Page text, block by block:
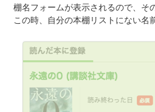
棚名フォームが表示されるので、そ
この時、自分の本棚リストにない名